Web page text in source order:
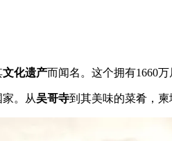
文化遗产而闻名。这个拥有1660
。从吴哥寺到其美味的菜肴，